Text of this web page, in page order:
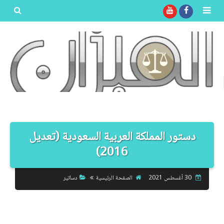
المدونة
دستور المملكة العربية السعودية (تعديل
2016)
30 أغسطس 2021 الصفحة الرئيسية دساتير